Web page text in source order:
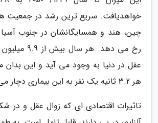
خواهدیافت. سریع ترین رشد در جمعیت
چین، هند و همسایگانشان در جنوب آسیا
رخ می دهد. هر
عقل در دنیا به وجود می آید و این
هر 3.2 ثانیه یک نفر به این بیماری دچار می شود.
تاثیرات اقتصادی ای که زوال عقل و در